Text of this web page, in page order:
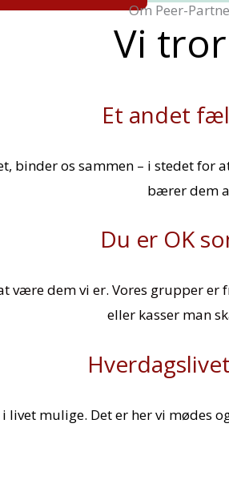
Om Peer-
Vi
Et andet
binder os sammen – i stedet
bærer dem
Du er OK
være dem vi er. Vores grupper
eller kasser man
mulige. Det er her vi mødes